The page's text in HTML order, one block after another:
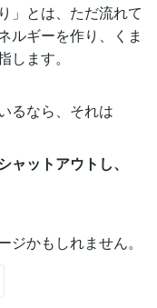
」とは、ただ流れて
ルギーを作り、くま
ます。
るなら、それは
ットアウトし、
かもしれません。